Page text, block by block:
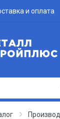
и оплата